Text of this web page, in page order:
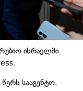
ისრაელში
სააგენტო.